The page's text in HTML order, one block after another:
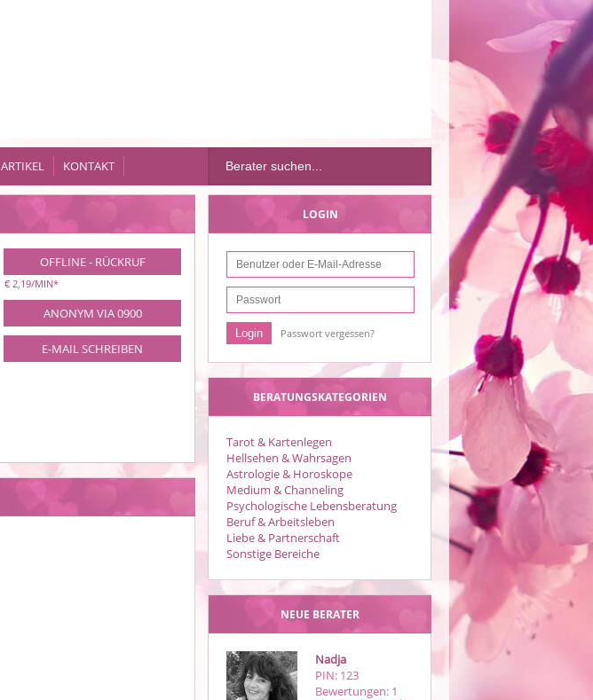
ARTIKEL KONTAKT
LOGIN
Passwort vergessen?
BERATUNGSKATEGORIEN
Tarot & Kartenlegen
Hellsehen & Wahrsagen
Astrologie & Horoskope
Medium & Channeling
Psychologische Lebensberatung
Beruf & Arbeitsleben
Liebe & Partnerschaft
Sonstige Bereiche
NEUE BERATER
Nadja
PIN: 123
Bewertungen: 1
Babsi
OFFLINE - RÜCKRUF
€ 2,19/MIN*
ANONYM VIA 0900
E-MAIL SCHREIBEN